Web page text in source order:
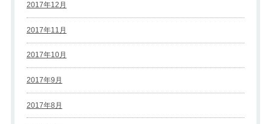
2017年12月
2017年11月
2017年10月
2017年9月
2017年8月